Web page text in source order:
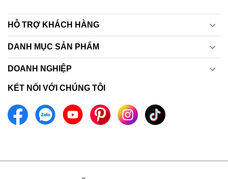
HỖ TRỢ KHÁCH HÀNG
DANH MỤC SẢN PHẨM
DOANH NGHIỆP
KẾT NỐI VỚI CHÚNG TÔI